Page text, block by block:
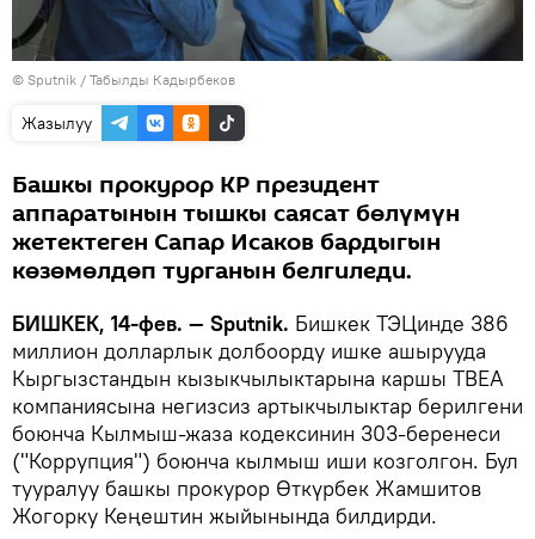
© Sputnik / Табылды Кадырбеков
Жазылуу
Башкы прокурор КР президент
аппаратынын тышкы саясат бөлүмүн
жетектеген Сапар Исаков бардыгын
көзөмөлдөп турганын белгиледи.
БИШКЕК, 14-фев. — Sputnik. Бишкек ТЭЦинде 386
миллион долларлык долбоорду ишке ашырууда
Кыргызстандын кызыкчылыктарына каршы TBEA
компаниясына негизсиз артыкчылыктар берилгени
боюнча Кылмыш-жаза кодексинин 303-беренеси
("Коррупция") боюнча кылмыш иши козголгон. Бул
тууралуу башкы прокурор Өткүрбек Жамшитов
Жогорку Кеңештин жыйынында билдирди.